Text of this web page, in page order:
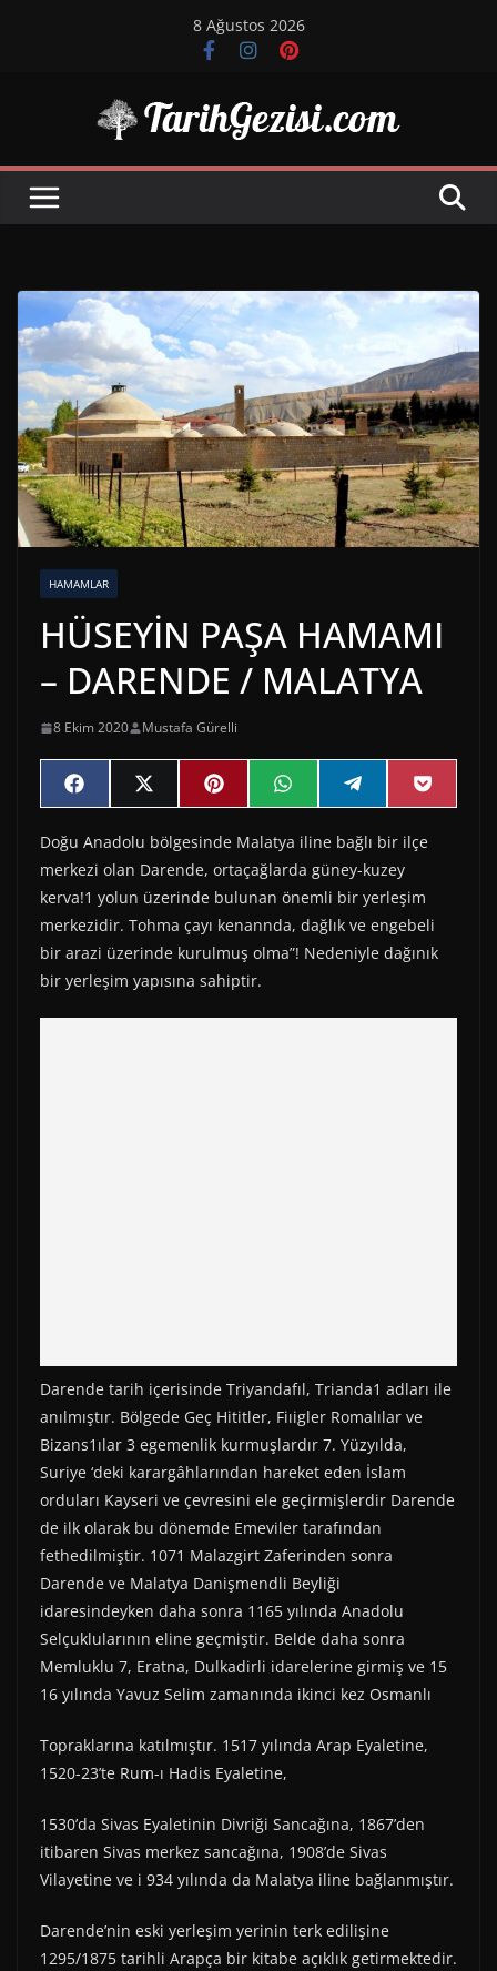
8 Ağustos 2026
HAMAMLAR
HÜSEYİN PAŞA HAMAMI
– DARENDE / MALATYA
8 Ekim 2020 Mustafa Gürelli
Share
on
F
a
e
b
o
o
k
Share
on
X
(
w
i
t
t
e
r
)
Share
on
P
i
t
e
r
e
s
t
Share
on
W
h
t
s
A
p
Share
on
e
e
g
r
a
m
Share
on
P
o
Doğu Anadolu bölgesinde Malatya iline bağlı bir ilçe
merkezi olan Darende, ortaçağlarda güney-kuzey
kerva!1 yolun üzerinde bulunan önemli bir yerleşim
merkezidir. Tohma çayı kenannda, dağlık ve engebeli
bir arazi üzerinde kurulmuş olma”! Nedeniyle dağınık
bir yerleşim yapısına sahiptir.
Darende tarih içerisinde Triyandafıl, Trianda1 adları ile
anılmıştır. Bölgede Geç Hititler, Fiıigler Romalılar ve
Bizans1ılar 3 egemenlik kurmuşlardır 7. Yüzyılda,
Suriye ‘deki karargâhlarından hareket eden İslam
orduları Kayseri ve çevresini ele geçirmişlerdir Darende
de ilk olarak bu dönemde Emeviler tarafından
fethedilmiştir. 1071 Malazgirt Zaferinden sonra
Darende ve Malatya Danişmendli Beyliği
idaresindeyken daha sonra 1165 yılında Anadolu
Selçuklularının eline geçmiştir. Belde daha sonra
Memluklu 7, Eratna, Dulkadirli idarelerine girmiş ve 15
16 yılında Yavuz Selim zamanında ikinci kez Osmanlı
Topraklarına katılmıştır. 1517 yılında Arap Eyaletine,
1520-23’te Rum-ı Hadis Eyaletine,
1530’da Sivas Eyaletinin Divriği Sancağına, 1867’den
itibaren Sivas merkez sancağına, 1908’de Sivas
Vilayetine ve i 934 yılında da Malatya iline bağlanmıştır.
Darende’nin eski yerleşim yerinin terk edilişine
1295/1875 tarihli Arapça bir kitabe açıklık getirmektedir.